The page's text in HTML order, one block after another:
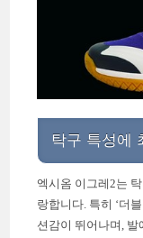
탁구 특성에
엑시옴 이그레2는
랑합니다. 특히 ‘더
션감이 뛰어나며,